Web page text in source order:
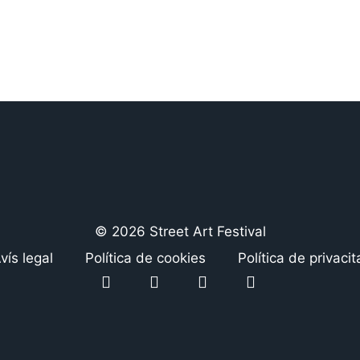
© 2026 Street Art Festival
legal
Política de cookies Política de